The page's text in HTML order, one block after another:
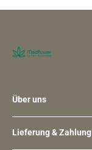
Über uns
Lieferung & Zahlung